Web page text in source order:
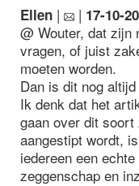
Ellen | | 17-10-
@ Wouter, dat zijn
vragen, of juist
moeten worden.
Dan is dit nog
Ik denk dat het
gaan over dit
aangestipt wordt,
iedereen een
zeggenschap en